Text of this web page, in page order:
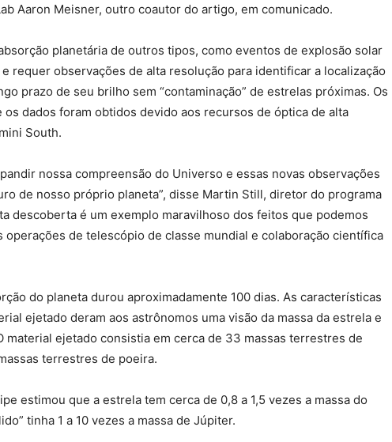
Aaron Meisner, outro coautor do artigo, em comunicado.
planetária de outros tipos, como eventos de explosão solar
requer observações de alta resolução para identificar a localização
prazo de seu brilho sem “contaminação” de estrelas próximas. Os
dados foram obtidos devido aos recursos de óptica de alta
South.
nossa compreensão do Universo e essas novas observações
de nosso próprio planeta”, disse Martin Still, diretor do programa
descoberta é um exemplo maravilhoso dos feitos que podemos
operações de telescópio de classe mundial e colaboração científica
do planeta durou aproximadamente 100 dias. As características
ejetado deram aos astrônomos uma visão da massa da estrela e
material ejetado consistia em cerca de 33 massas terrestres de
terrestres de poeira.
estimou que a estrela tem cerca de 0,8 a 1,5 vezes a massa do
tinha 1 a 10 vezes a massa de Júpiter.